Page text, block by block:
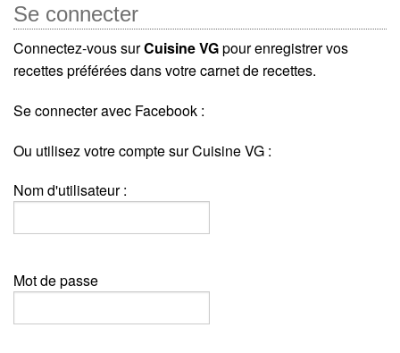
Se connecter
Connectez-vous surCuisine VGpour enregistrer vos
recettes préférées dans votre carnet de recettes.
Se connecter avec Facebook :
Ou utilisez votre compte sur Cuisine VG :
Nom d'utilisateur :
Mot de passe